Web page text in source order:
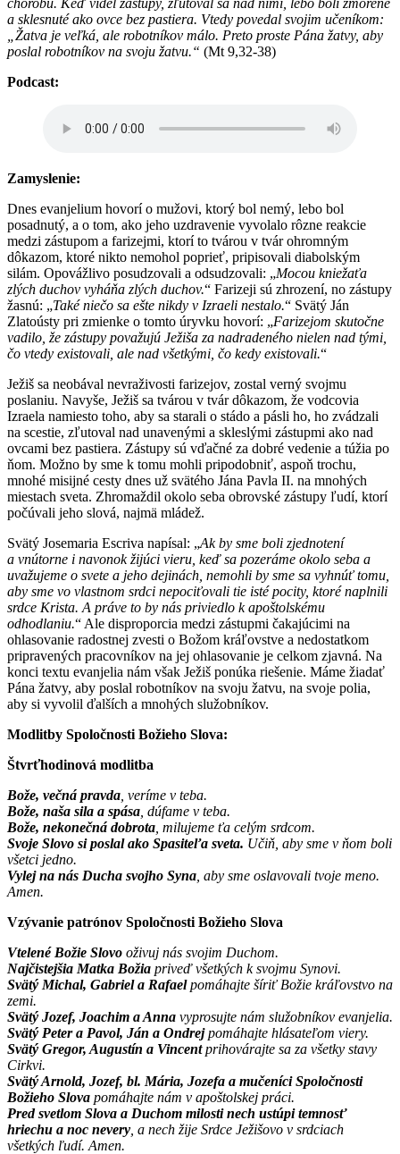
a sklesnuté ako ovce bez pastiera. Vtedy povedal svojim učeníkom:
„Žatva je veľká, ale robotníkov málo. Preto proste Pána žatvy, aby
poslal robotníkov na svoju žatvu.“ (Mt 9,32-38)
Podcast:
Zamyslenie:
Dnes evanjelium hovorí o mužovi, ktorý bol nemý, lebo bol
posadnutý, a o tom, ako jeho uzdravenie vyvolalo rôzne reakcie
medzi zástupom a farizejmi, ktorí to tvárou v tvár ohromným
dôkazom, ktoré nikto nemohol poprieť, pripisovali diabolským
silám. Opovážlivo posudzovali a odsudzovali: „Mocou kniežaťa
zlých duchov vyháňa zlých duchov.“ Farizeji sú zhrození, no zástupy
žasnú: „Také niečo sa ešte nikdy v Izraeli nestalo.“ Svätý Ján
Zlatoústy pri zmienke o tomto úryvku hovorí: „Farizejom skutočne
vadilo, že zástupy považujú Ježiša za nadradeného nielen nad tými,
čo vtedy existovali, ale nad všetkými, čo kedy existovali.“
Ježiš sa neobával nevraživosti farizejov, zostal verný svojmu
poslaniu. Navyše, Ježiš sa tvárou v tvár dôkazom, že vodcovia
Izraela namiesto toho, aby sa starali o stádo a pásli ho, ho zvádzali
na scestie, zľutoval nad unavenými a skleslými zástupmi ako nad
ovcami bez pastiera. Zástupy sú vďačné za dobré vedenie a túžia po
ňom. Možno by sme k tomu mohli pripodobniť, aspoň trochu,
mnohé misijné cesty dnes už svätého Jána Pavla II. na mnohých
miestach sveta. Zhromaždil okolo seba obrovské zástupy ľudí, ktorí
počúvali jeho slová, najmä mládež.
Svätý Josemaria Escriva napísal: „Ak by sme boli zjednotení
a vnútorne i navonok žijúci vieru, keď sa pozeráme okolo seba a
uvažujeme o svete a jeho dejinách, nemohli by sme sa vyhnúť tomu,
aby sme vo vlastnom srdci nepociťovali tie isté pocity, ktoré naplnili
srdce Krista. A práve to by nás priviedlo k apoštolskému
odhodlaniu.“ Ale disproporcia medzi zástupmi čakajúcimi na
ohlasovanie radostnej zvesti o Božom kráľovstve a nedostatkom
pripravených pracovníkov na jej ohlasovanie je celkom zjavná. Na
konci textu evanjelia nám však Ježiš ponúka riešenie. Máme žiadať
Pána žatvy, aby poslal robotníkov na svoju žatvu, na svoje polia,
aby si vyvolil ďalších a mnohých služobníkov.
Modlitby Spoločnosti Božieho Slova:
Štvrťhodinová modlitba
Bože, večná pravda , veríme v teba.
Bože, naša sila a spása , dúfame v teba.
Bože, nekonečná dobrota , milujeme ťa celým srdcom.
Svoje Slovo si poslal ako Spasiteľa sveta. Učiň, aby sme v ňom boli
všetci jedno.
Vylej na nás Ducha svojho Syna , aby sme oslavovali tvoje meno.
Amen.
Vzývanie patrónov Spoločnosti Božieho Slova
Vtelené Božie Slovo oživuj nás svojim Duchom.
Najčistejšia Matka Božia priveď všetkých k svojmu Synovi.
Svätý Michal, Gabriel a Rafaelpomáhajte šíriť Božie kráľovstvo na
zemi.
Svätý Jozef, Joachim a Anna vyprosujte nám služobníkov evanjelia.
Svätý Peter a Pavol, Ján a Ondrejpomáhajte hlásateľom viery.
Svätý Gregor, Augustín a Vincentprihovárajte sa za všetky stavy
Cirkvi.
Svätý Arnold, Jozef, bl. Mária, Jozefa a mučeníci Spoločnosti
Božieho Slova pomáhajte nám v apoštolskej práci.
Pred svetlom Slova a Duchom milosti nech ustúpi temnosť
hriechu a noc nevery , a nech žije Srdce Ježišovo v srdciach
všetkých ľudí. Amen.